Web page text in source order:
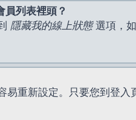
員列表裡頭？
隱藏我的線上狀態選項，
易重新設定。只要您到登入